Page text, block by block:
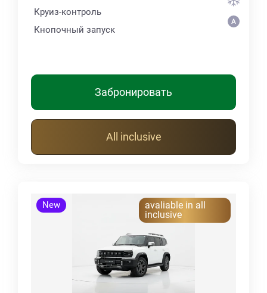
Круиз-контроль
Кнопочный запуск
Забронировать
All inclusive
New
avaliable in all
inclusive